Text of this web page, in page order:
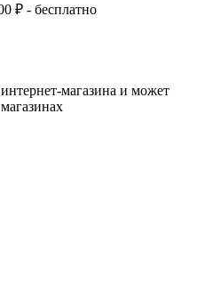
₽ - бесплатно
магазина и может